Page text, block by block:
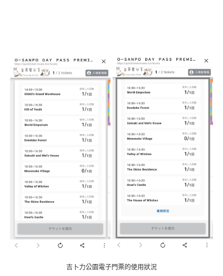
吉卜力公園電子門票的使用狀況